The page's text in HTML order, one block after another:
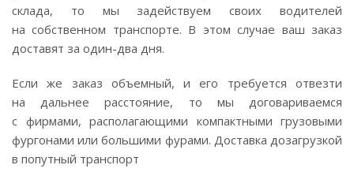
склада, то мы задействуем своих водителей
на собственном транспорте. В этом случае ваш заказ
доставят за один-два дня.
Если же заказ объемный, и его требуется отвезти
на дальнее расстояние, то мы договариваемся
с фирмами, располагающими компактными грузовыми
фургонами или большими фурами. Доставка дозагрузкой
в попутный транспорт